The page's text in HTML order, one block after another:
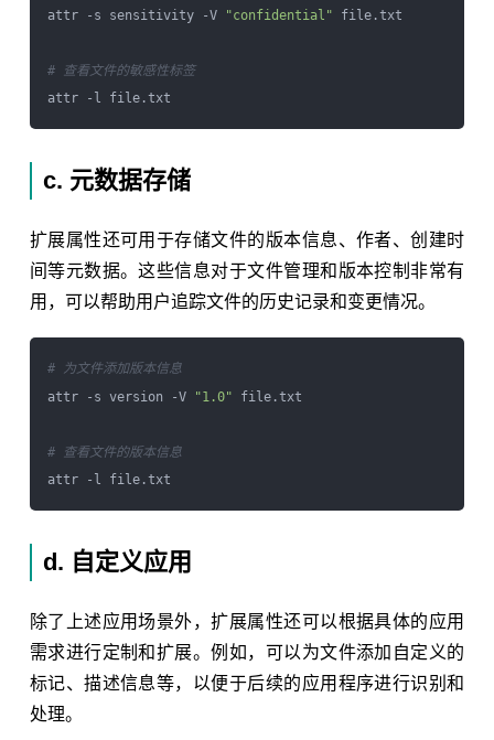
attr -s sensitivity -V
"confidential" file.txt
# 查看文件的敏感性标签
c. 元数据存储
扩展属性还可用于存储文件的版本信息、作者、创建时
间等元数据。这些信息对于文件管理和版本控制非常有
用，可以帮助用户追踪文件的历史记录和变更情况。
# 为文件添加版本信息
attr -s version -V
"1.0" file.txt
# 查看文件的版本信息
d. 自定义应用
除了上述应用场景外，扩展属性还可以根据具体的应用
需求进行定制和扩展。例如，可以为文件添加自定义的
标记、描述信息等，以便于后续的应用程序进行识别和
处理。